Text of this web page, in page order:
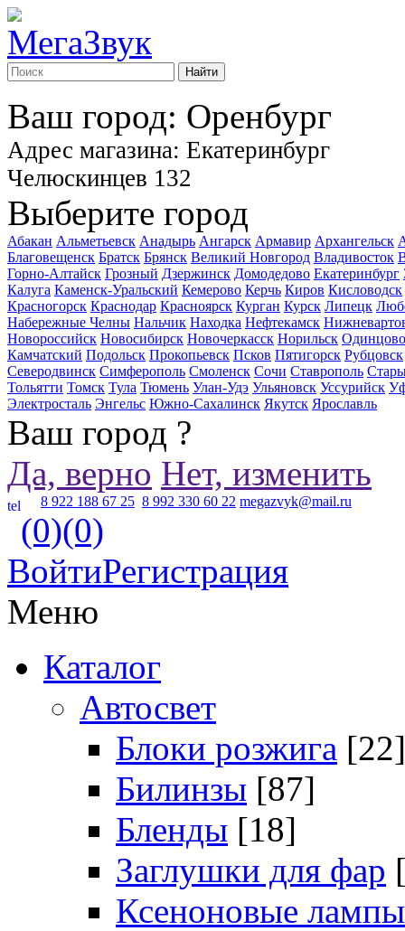
Найти
Ваш город: Оренбург
Адрес магазина: Екатеринбург
Челюскинцев 132
Выберите город
Абакан Альметьевск Анадырь Ангарск Армавир Архангельск
Благовещенск Братск Брянск Великий Новгород Владивосток
Горно-Алтайск Грозный Дзержинск Домодедово Екатеринбург
Калуга Каменск-Уральский Кемерово Керчь Киров Кисловодск
Красногорск Краснодар Красноярск Курган Курск Липецк
Набережные Челны Нальчик Находка Нефтекамск
Новороссийск Новосибирск Новочеркасск Норильск Одинцово
Камчатский Подольск Прокопьевск Псков Пятигорск Рубцовск
Северодвинск Симферополь Смоленск Сочи Ставрополь
Тольятти Томск Тула Тюмень Улан-Удэ Ульяновск Уссурийск
Электросталь Энгельс Южно-Сахалинск Якутск Ярославль
Ваш город ?
Да, верно Нет, изменить
8 922 188 67 25 8 992 330 60 22 megazvyk@mail.ru
(0)(0)
ВойтиРегистрация
Меню
Каталог
Автосвет
Блоки розжига [22]
Билинзы [87]
Бленды [18]
Заглушки для фар
Ксеноновые лампы